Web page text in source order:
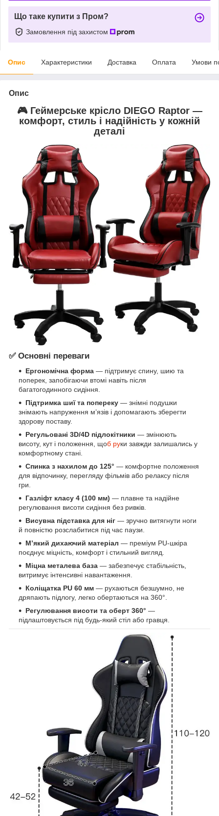
Що таке купити з Пром?
Замовлення під захистом
Опис Характеристики Доставка Оплата Умови
Опис
🎮 Геймерське крісло DIEGO Raptor—
комфорт, стиль і надійність у кожній
деталі
✅ Основні переваги
Ергономічна форма — підтримує спину, шию та
поперек, запобігаючи втомі навіть після
багатогодинного сидіння.
Підтримка шиї та попереку — знімні подушки
знімають напруження м’язів і допомагають зберегти
здорову поставу.
Регульовані 3D/4D підлокітники — змінюють
висоту, кут і положення, щоб руки завжди залишались у
комфортному стані.
Спинка з нахилом до 125° — комфортне положення
для відпочинку, перегляду фільмів або релаксу після
гри.
Газліфт класу 4 (100 мм) — плавне та надійне
регулювання висоти сидіння без ривків.
Висувна підставка для ніг — зручно витягнути ноги
й повністю розслабитися під час паузи.
М’який дихаючий матеріал — преміум PU-шкіра
поєднує міцність, комфорт і стильний вигляд.
Міцна металева база — забезпечує стабільність,
витримує інтенсивні навантаження.
Коліщатка PU 60 мм — рухаються безшумно, не
дряпають підлогу, легко обертаються на 360°.
Регулювання висоти та оберт 360° —
підлаштовується під будь-який стіл або гравця.